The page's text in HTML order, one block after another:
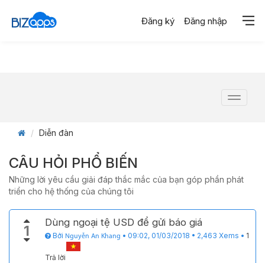
Đăng ký Đăng nhập
Toggle
Diễn đàn
CÂU HỎI PHỔ BIẾN
Những lời yêu cầu giải đáp thắc mắc của bạn góp phần phát
triển cho hệ thống của chúng tôi
1
Dùng ngoại tệ USD để gửi báo giá
Bởi Nguyễn An Khang • 09:02, 01/03/2018 • 2,463 Xems • 1
Trả lời